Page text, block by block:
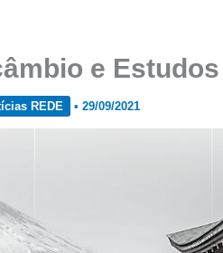
e
REDE •29/09/2021